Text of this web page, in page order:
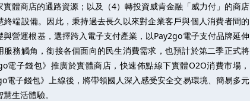
實體商店的通路資源；以及（4）轉投資威肯金融「威力付」的商店
終端設備。因此，秉持過去長久以來對企業客戶與個人消費者間的
與營運根基，選擇跨入電子支付產業，以Pay2go電子支付品牌延伸
服務觸角，銜接各個面向的民生消費需求，也預計於第二季正式將
電子錢包》推廣於實體商店，快速佈點線下實體O2O消費市場，
電子錢包》上線後，將帶領國人深入感受安全交易環境、簡易多元
生活體驗。